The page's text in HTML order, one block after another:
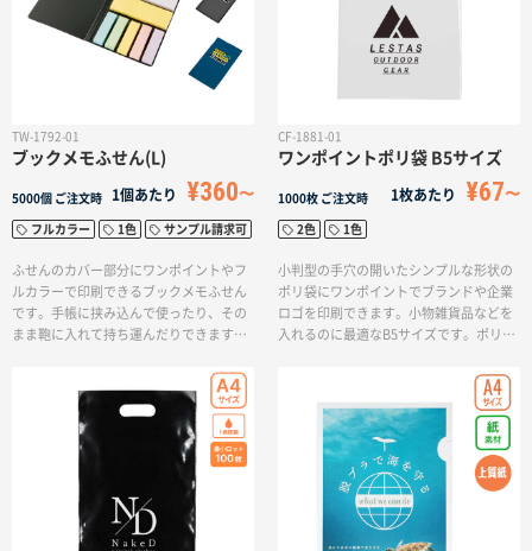
TW-1792-01
ブックメモふせん(L)
5000個 ご注文時 1個あたり ¥360
フルカラー 1色 サンプル請求可
ふせんのカバー部分にワンポイントやフ
ルカラーで印刷できるブックメモふせん
です。手帳に挟み込んで使ったり、その
まま鞄に入れて持ち運んだりできます。
なっているので、様々なシーンで使えて
実用的です。オープンキャンパスや会社
説明会、イベントグッズなどで効果を発
揮する人気のノベルティです。
CF-1881-01
ワンポイントポリ袋 B5サイズ
1000枚 ご注文時 1枚あたり ¥67
2色 1色
小判型の手穴の開いたシンプルな形状の
ポリ袋にワンポイントでブランドや企業
ロゴを印刷できます。小物雑貨品などを
入れるのに最適なB5サイズです。ポリ袋
ポイント印刷ができ小ロット・短納期で